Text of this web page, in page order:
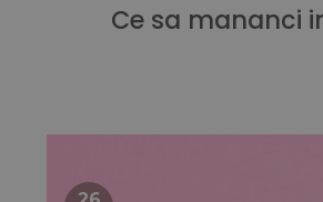
Ce sa mananci